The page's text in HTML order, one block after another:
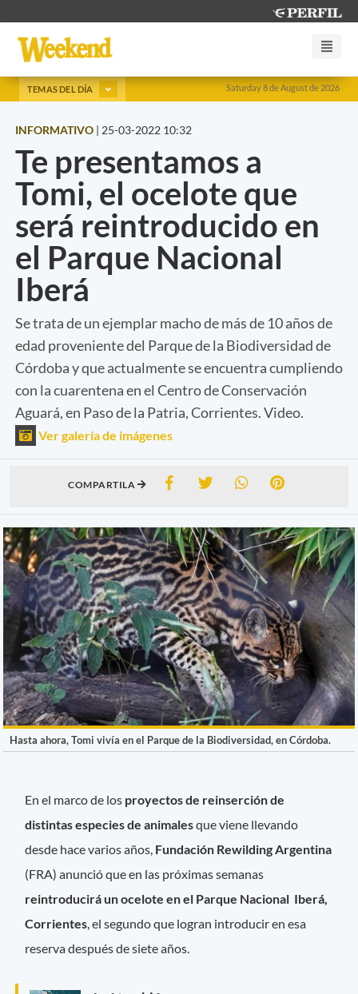
Saturday 8 de August de 2026
TEMAS DEL DÍA
INFORMATIVO | 25-03-2022 10:32
Te presentamos a
Tomi, el ocelote que
será reintroducido en
el Parque Nacional
Iberá
Se trata de un ejemplar macho de más de 10 años de
edad proveniente del Parque de la Biodiversidad de
Córdoba y que actualmente se encuentra cumpliendo
con la cuarentena en el Centro de Conservación
Aguará, en Paso de la Patria, Corrientes. Video.
Ver galería de imágenes
COMPARTILA
Hasta ahora, Tomi vivía en el Parque de la Biodiversidad, en Córdoba.
En el marco de los proyectos de reinserción de
distintas especies de animalesque viene llevando
desde hace varios años, Fundación Rewilding Argentina
(FRA) anunció que en las próximas semanas
reintroducirá un ocelote en el Parque Nacional Iberá,
Corrientes , el segundo que logran introducir en esa
reserva después de siete años.